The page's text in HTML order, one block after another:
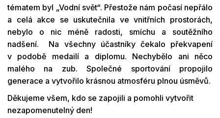
tématem byl „Vodní svět“. Přestože nám počasí nepřálo
a celá akce se uskutečnila ve vnitřních prostorách,
nebylo o nic méně radosti, smíchu a soutěžního
nadšení. Na všechny účastníky čekalo překvapení
v podobě medailí a diplomu. Nechybělo ani něco
malého na zub. Společné sportování propojilo
generace a vytvořilo krásnou atmosféru plnou úsměvů.
Děkujeme všem, kdo se zapojili a pomohli vytvořit
nezapomenutelný den!